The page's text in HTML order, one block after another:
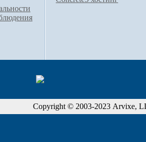
Copyright © 2003-2023 Arvixe,